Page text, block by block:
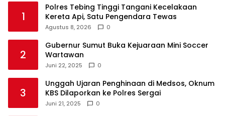
1
Polres Tebing Tinggi Tangani Kecelakaan
Kereta Api, Satu Pengendara Tewas
Agustus 8, 2026 0
2
Gubernur Sumut Buka Kejuaraan Mini Soccer
Wartawan
Juni 22, 2025 0
3
Unggah Ujaran Penghinaan di Medsos, Oknum
KBS Dilaporkan ke Polres Sergai
Juni 21, 2025 0